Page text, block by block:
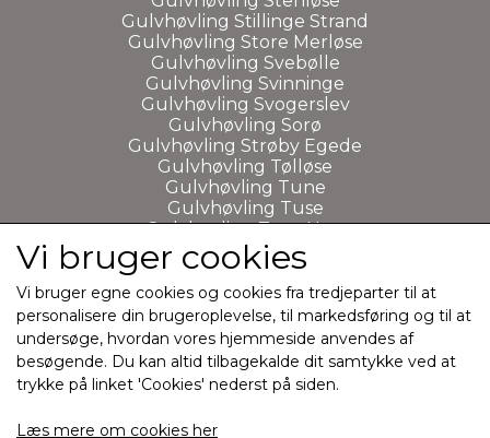
Gulvhøvling Stillinge Strand
Gulvhøvling Store Merløse
Gulvhøvling Svebølle
Gulvhøvling Svinninge
Gulvhøvling Svogerslev
Gulvhøvling Sorø
Gulvhøvling Strøby Egede
Gulvhøvling Tølløse
Gulvhøvling Tune
Gulvhøvling Tuse
Gulvhøvling Tuse Næs
Gulvhøvling Udby
Gulvhøvling Ugerløse
Gulvhøvling Vemmelev
Gulvhøvling Vellerup
Gulvhøvling Viby Sjælland
Gulvhøvling Vig
Gulvhøvling Vipperød
Vi bruger cookies
Vi bruger egne cookies og cookies fra tredjeparter til at
personalisere din brugeroplevelse, til markedsføring og til at
undersøge, hvordan vores hjemmeside anvendes af
besøgende. Du kan altid tilbagekalde dit samtykke ved at
trykke på linket 'Cookies' nederst på siden.
Læs mere om cookies her